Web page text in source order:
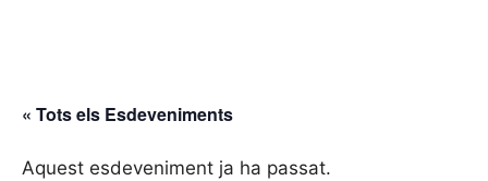
« Tots els Esdeveniments
Aquest esdeveniment ja ha passat.